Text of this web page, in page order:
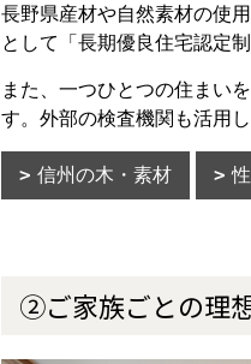
長野県産材や自然素材の使
として「長期優良住宅認定
また、一つひとつの住まい
す。外部の検査機関も活用
信州の木・素材
②ご家族ごとの理